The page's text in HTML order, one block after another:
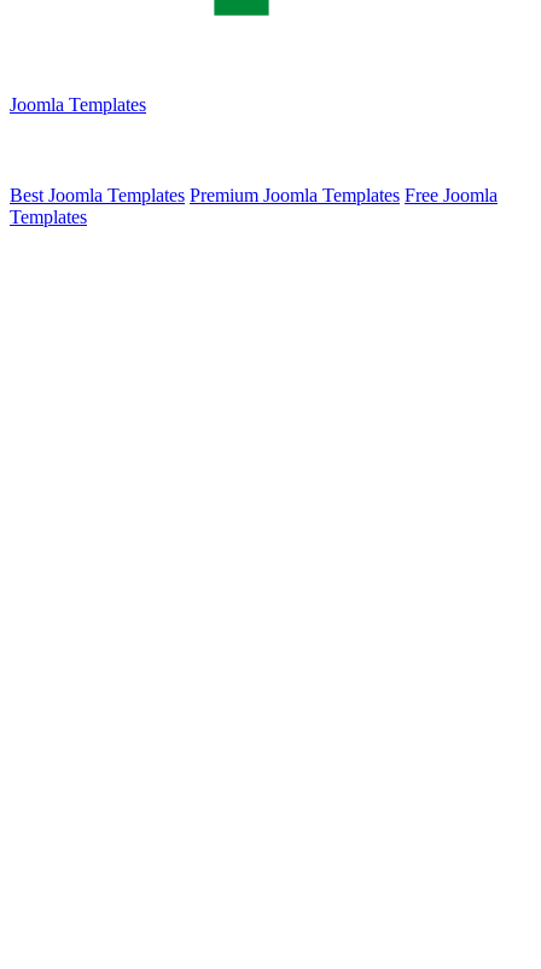
Joomla Templates
Best Joomla Templates Premium Joomla Templates Free Joomla
Templates